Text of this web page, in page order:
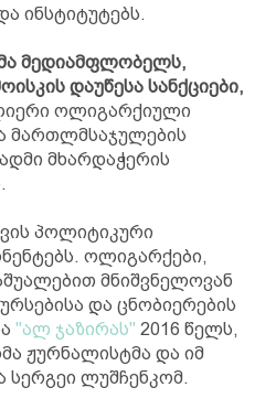
ინსტიტუტებს.
მედიამფლობელს,
დაუწესა სანქციები,
ოლიგარქიული
მართლმსაჯულების
მხარდაჭერის
პოლიტიკური
ოლიგარქები,
მნიშვნელოვან
და ცნობიერების
"ალ ჯაზირას" 2016 წელს,
ჟურნალისტმა და იმ
სერგეი ლუშჩენკომ.